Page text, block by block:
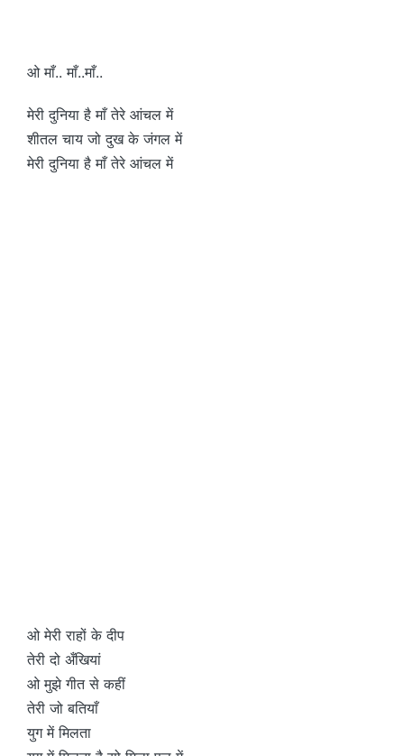
ओ माँ.. माँ..माँ..
मेरी दुनिया है माँ तेरे आंचल में
शीतल चाय जो दुख के जंगल में
मेरी दुनिया है माँ तेरे आंचल में
ओ मेरी राहों के दीप
तेरी दो अँखियां
ओ मुझे गीत से कहीं
तेरी जो बतियाँ
युग में मिलता